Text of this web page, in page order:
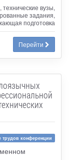
вузы,
задания,
подготовка
Перейти
трудов конференции